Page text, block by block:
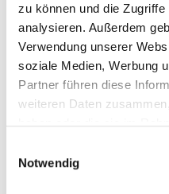
zu können und die
analysieren. Außerdem
Verwendung unserer
soziale Medien, Werbung
Partner führen diese
weiteren Daten
Notwendig
Mietvertrag
Wohnungsübergabe
Entrümpelungen und
MEHR ZUM THEMA
Miete
Mietvertrag